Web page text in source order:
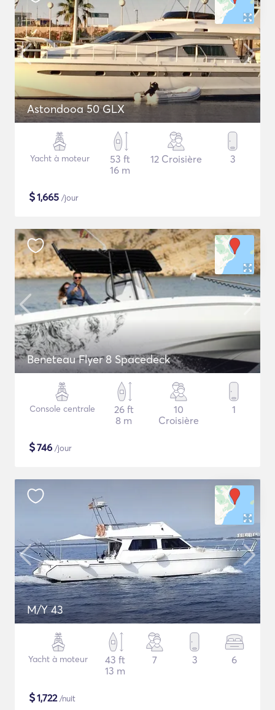
Astondooa 50 GLX
Yacht à moteur
53 ft
16 m
12 Croisière 3
$1,665 /jour
Beneteau Flyer 8 Spacedeck
Console centrale
26 ft
8 m
10
Croisière
1
$746 /jour
M/Y 43
Yacht à moteur
43 ft
13 m
7 3 6
$1,722/nuit